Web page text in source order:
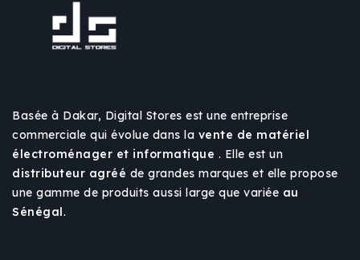
Basée à Dakar, Digital Stores est une entreprise
commerciale qui évolue dans la vente de matériel
électroménager et informatique . Elle est un
distributeur agréé de grandes marques et elle propose
une gamme de produits aussi large que variée au
Sénégal .